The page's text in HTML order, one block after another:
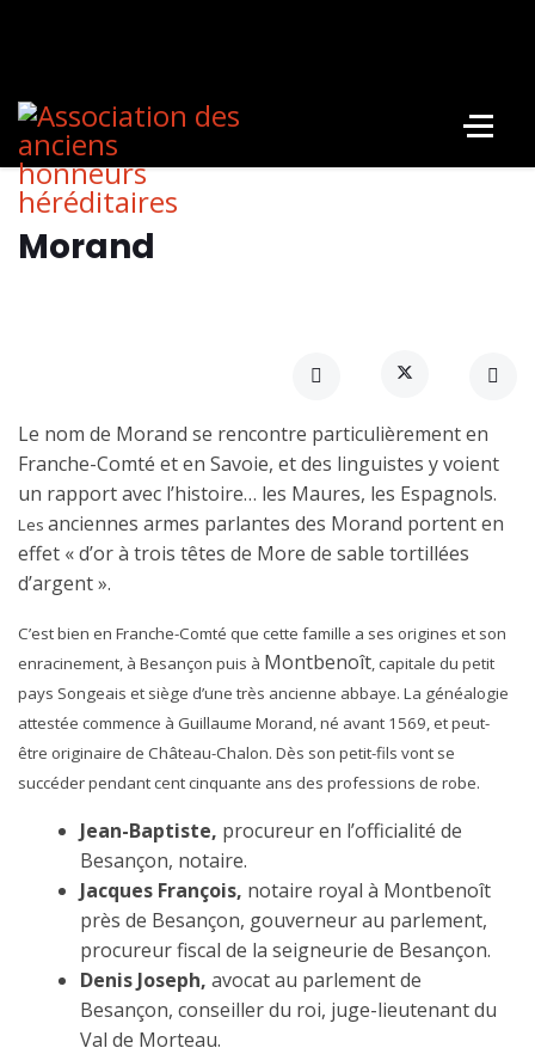
Morand
Le nom de Morand se rencontre particulièrement en
Franche-Comté et en Savoie, et des linguistes y voient
un rapport avec l’histoire… les Maures, les Espagnols.
Les anciennes armes parlantes des Morand portent en
effet « d’or à trois têtes de More de sable tortillées
d’argent ».
C’estbien en Franche-Comté que cette famille a ses origines et son
enracinement, à Besançon puis à Montbenoît, capitale du petit
pays Songeais et siège d’une très ancienne abbaye. La généalogie
attestée commence à Guillaume Morand, né avant 1569, et peut-
être originaire de Château-Chalon. Dès son petit-fils vont se
succéder pendant cent cinquante ans des professions de robe.
Jean-Baptiste, procureur en l’officialité de
Besançon, notaire.
Jacques François, notaire royal à Montbenoît
près de Besançon, gouverneur au parlement,
procureur fiscal de la seigneurie de Besançon.
Denis Joseph, avocat au parlement de
Besançon, conseiller du roi, juge-lieutenant du
Val de Morteau.